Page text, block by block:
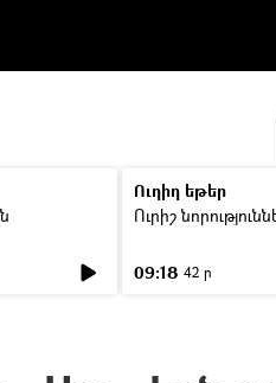
Ուղիղ եթեր
Ուրիշ
09:18 42 ր